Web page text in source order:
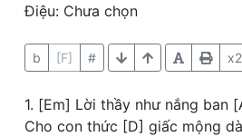
Điệu: Chưa chọn
b [F] # x2
1. [Em] Lời thầy như nắng ban
Cho con thức [D] giấc mộng